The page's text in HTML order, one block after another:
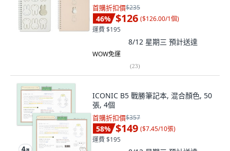
首購折扣價$235
46% $126 ($126.00/1個)
運費 $195
8/12 星期三 預計送達
WOW免運
(23)
ICONIC B5 戰勝筆記本, 混合顏色, 50
張, 4個
首購折扣價$357
58% $149 ($7.45/10張)
運費 $195